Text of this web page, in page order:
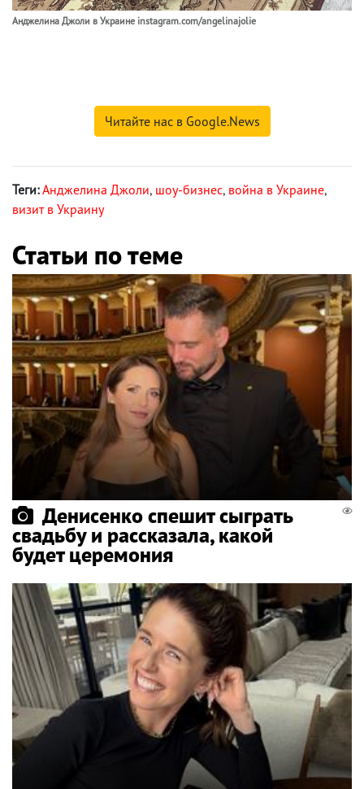
Анджелина Джоли в Украине instagram.com/angelinajolie
Читайте нас в Google.News
Теги:Анджелина Джоли, шоу-бизнес, война в Украине,
визит в Украину
Статьи по теме
Денисенко спешит сыграть
свадьбу и рассказала, какой
будет церемония